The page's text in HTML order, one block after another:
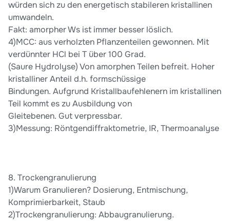
würden sich zu den energetisch stabileren kristallinen
umwandeln.
Fakt: amorpher Ws ist immer besser löslich.
4)MCC: aus verholzten Pflanzenteilen gewonnen. Mit
verdünnter HCl bei T über 100 Grad.
(Saure Hydrolyse) Von amorphen Teilen befreit. Hoher
kristalliner Anteil d.h. formschüssige
Bindungen. Aufgrund Kristallbaufehlenern im kristallinen
Teil kommt es zu Ausbildung von
Gleitebenen. Gut verpressbar.
3)Messung: Röntgendiffraktometrie, IR, Thermoanalyse
8. Trockengranulierung
1)Warum Granulieren? Dosierung, Entmischung,
Komprimierbarkeit, Staub
2)Trockengranulierung: Abbaugranulierung.